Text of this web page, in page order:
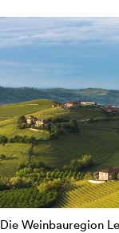
Die Weinbauregion